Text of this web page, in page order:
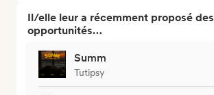
Il/elle leur a récemment proposé des
opportunités…
Summ
Tutipsy